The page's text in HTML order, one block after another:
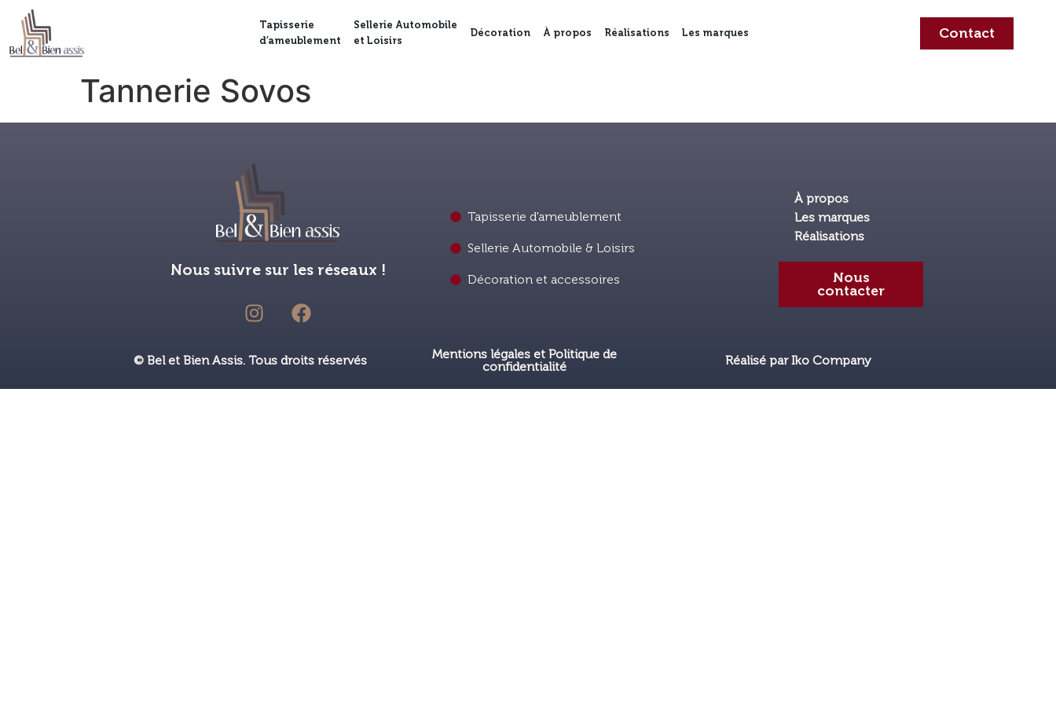
Tapisserie
d’ameublement
Sellerie Automobile
et Loisirs
Décoration À propos Réalisations Les marques Contact
Tannerie Sovos
Nous suivre sur les réseaux !
Tapisserie d'ameublement
Sellerie Automobile & Loisirs
Décoration et accessoires
À propos
Les marques
Réalisations
Nous
contacter
© Bel et Bien Assis. Tous droits réservés
Mentions légales et Politique de
confidentialité
Réalisé par Iko Company